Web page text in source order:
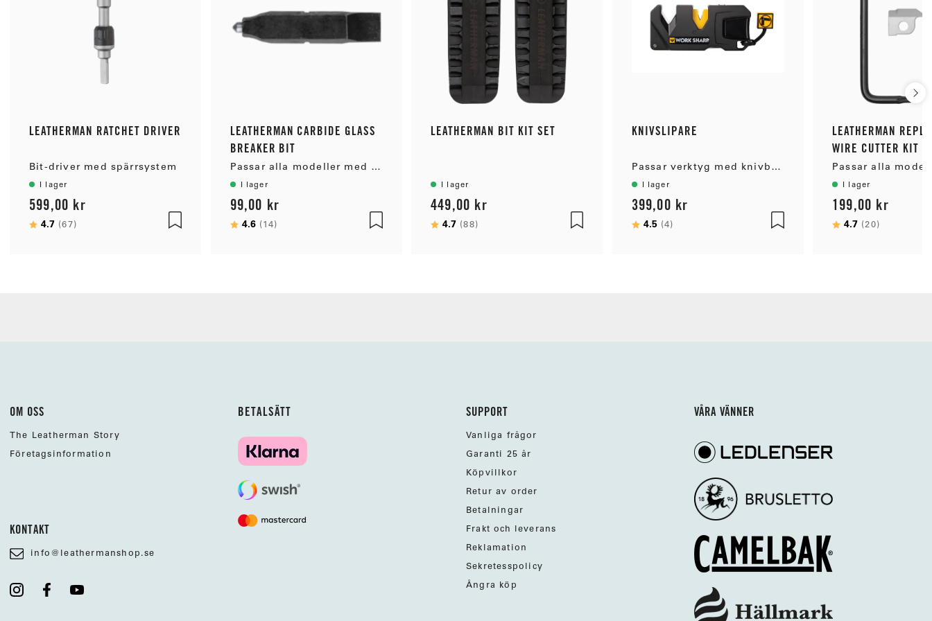
LEATHERMAN RATCHET DRIVER
Bit-driver med spärrsystem
I lager
599,00 kr
Betyg:
4.7 (67)
LEATHERMAN CARBIDE GLASS
BREAKER BIT
Passar alla modeller med stor bitshållare
I lager
99,00 kr
Betyg:
4.6(14)
LEATHERMAN BIT KIT SET
I lager
449,00 kr
Betyg:
4.7 (88)
KNIVSLIPARE
Passar verktyg med knivblad
I lager
399,00 kr
Betyg:
4.5(4)
LEATHERMAN
WIRE CUTTER KIT
I lager
199,00 kr
Betyg:
4.7 (20)
OM OSS
The Leatherman Story
Företagsinformation
KONTAKT
info@leathermanshop.se
BETALSÄTT SUPPORT
Vanliga frågor
Garanti 25 år
Köpvillkor
Retur av order
Betalningar
Frakt och leverans
Reklamation
Sekretesspolicy
Ångra köp
VÅRA VÄNNER